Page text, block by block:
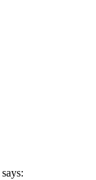
says: